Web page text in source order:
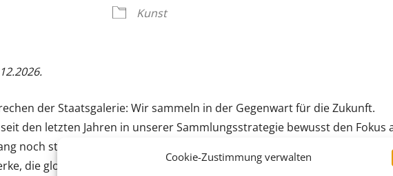
Cookie-Zustimmung verwalten
Kunst
der Staatsgalerie: Wir sammeln in der Gegenwart für die Zukunft.
den letzten Jahren in unserer Sammlungsstrategie bewusst den Fokus
noch stark unterrepräsentiert sind. Zudem erwerben wir im Bereich der
die globale gesellschaftliche Themen aufgreifen und so den